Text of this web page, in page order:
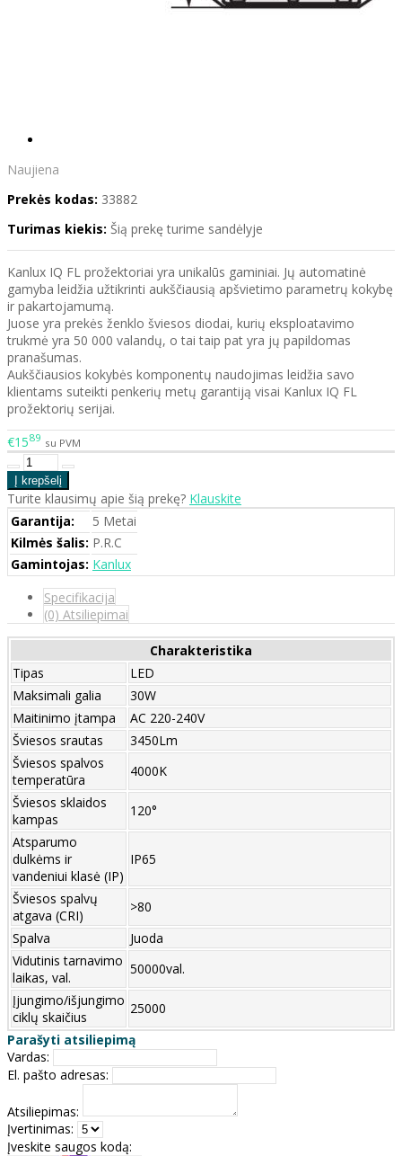
Naujiena
Prekės kodas: 33882
Turimas kiekis: Šią prekę turime sandėlyje
Kanlux IQ FL prožektoriai yra unikalūs gaminiai. Jų automatinė
gamyba leidžia užtikrinti aukščiausią apšvietimo parametrų kokybę
ir pakartojamumą.
Juose yra prekės ženklo šviesos diodai, kurių eksploatavimo
trukmė yra 50 000 valandų, o tai taip pat yra jų papildomas
pranašumas.
Aukščiausios kokybės komponentų naudojimas leidžia savo
klientams suteikti penkerių metų garantiją visai Kanlux IQ FL
prožektorių serijai.
€1589 su PVM
Turite klausimų apie šią prekę? Klauskite
Garantija:
5 Metai
Kilmės šalis: P.R.C
Gamintojas: Kanlux
Specifikacija
(0) Atsiliepimai
Charakteristika
Tipas
LED
Maksimali galia
30W
Maitinimo įtampa
AC 220-240V
Šviesos srautas
3450Lm
Šviesos spalvos
temperatūra
4000K
Šviesos sklaidos
kampas
120°
Atsparumo
dulkėms ir
vandeniui klasė (IP)
IP65
Šviesos spalvų
atgava (CRI)
>80
Spalva
Juoda
Vidutinis tarnavimo
laikas, val.
50000val.
Įjungimo/išjungimo
ciklų skaičius
25000
Parašyti atsiliepimą
Vardas:
El. pašto adresas:
Atsiliepimas:
Įvertinimas:
Įveskite saugos kodą: